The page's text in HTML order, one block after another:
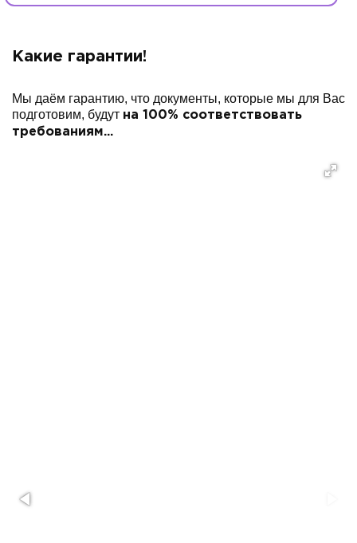
Какие гарантии!
Мы даём гарантию, что документы, которые мы для Вас
подготовим, будут на 100% соответствовать
требованиям...